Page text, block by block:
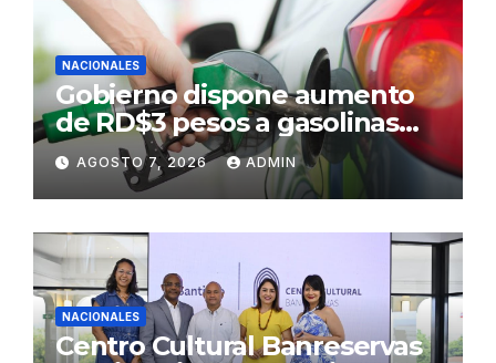
NACIONALES
Gobierno dispone aumento
de RD$3 pesos a gasolinas
premium y regular
AGOSTO 7, 2026 ADMIN
NACIONALES
Centro Cultural Banreservas